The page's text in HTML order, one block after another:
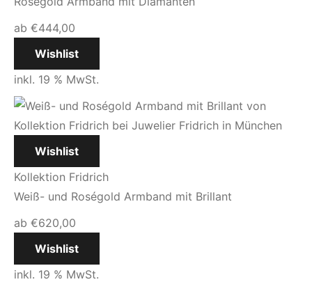
ab €444,00
Wishlist
inkl. 19 % MwSt.
Wishlist
Kollektion Fridrich
Weiß- und Roségold Armband mit Brillant
ab €620,00
Wishlist
inkl. 19 % MwSt.